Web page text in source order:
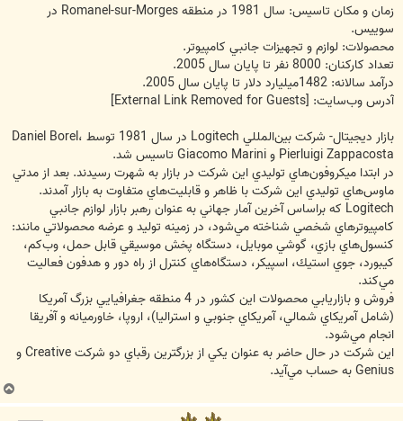
زمان و مكان تاسيس: سال 1981 در منطقه Romanel-sur-Morges در
سوييس.
محصولات: لوازم و تجهيزات جانبي كامپيوتر.
تعداد كاركنان: 8000 نفر تا پايان سال 2005.
درآمد سالانه: 1482ميليارد دلار تا پايان سال 2005.
آدرس وب‌سايت: [External Link Removed for Guests]
بازار ديجيتال- شركت بين‌المللي Logitech در سال 1981 توسط Daniel Borel،
Pierluigi Zappacosta و Giacomo Marini تاسيس شد.
در ابتدا ميكروفون‌هاي توليدي اين شركت در بازار به شهرت رسيدند. بعد از مدتي
ماوس‌هاي توليدي اين شركت با ظاهر و قابليت‌هاي متفاوت به بازار آمدند.
Logitech كه براساس آخرين آمار جهاني به عنوان رهبر بازار لوازم جانبي
كامپيوترهاي شخصي شناخته مي‌شود، در زمينه توليد و عرضه محصولاتي مانند:
كنسول‌هاي بازي، گوشي موبايل، دستگاه پخش موسيقي قابل حمل، وب‌كم،
كيبورد، جوي استيك، اسپيكر، دستگاه‌هاي كنترل از راه دور و هدفون فعاليت
مي‌كند.
فروش و بازاريابي محصولات اين كشور در 4 منطقه جغرافيايي بزرگ آمريكا
(شامل آمريكاي شمالي، آمريكاي جنوبي و استراليا)، اروپا، خاورميانه و آفريقا
انجام مي‌شود.
اين شركت در حال حاضر به عنوان يكي از بزرگترين رقباي دو شركت Creative و
Genius به حساب مي‌آيد.